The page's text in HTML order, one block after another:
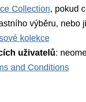
Collection, pokud
výběru, nebo
kolekce
uživatelů:
and Conditions